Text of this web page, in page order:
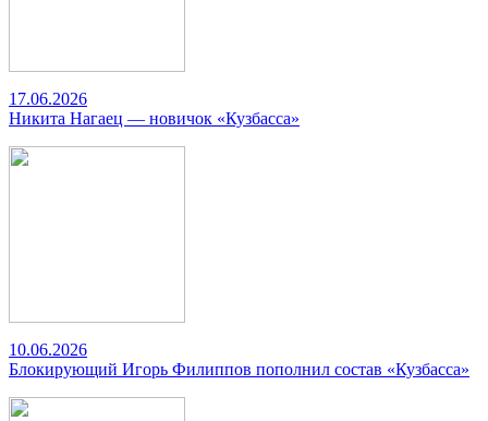
17.06.2026
Никита Нагаец — новичок «Кузбасса»
10.06.2026
Блокирующий Игорь Филиппов пополнил состав «Кузбасса»